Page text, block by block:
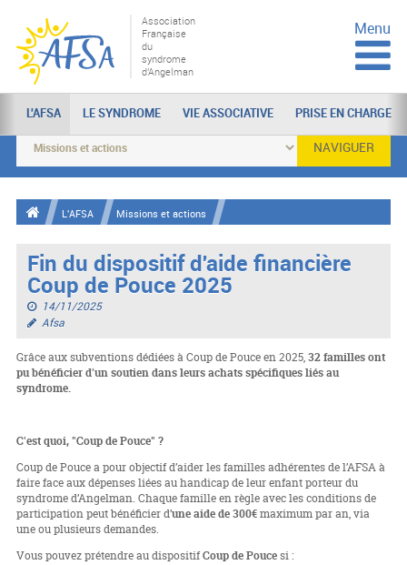
Association
Française
du
syndrome
d'Angelman
Menu
L'AFSA LE SYNDROME VIE ASSOCIATIVE PRISE EN CHARGE
NAVIGUER
L'AFSA Missions et actions
Fin du dispositif d'aide financière
Coup de Pouce 2025
14/11/2025
Afsa
Grâce aux subventions dédiées à Coup de Pouce en 2025,32 familles ont
pu bénéficier d'un soutien dans leurs achats spécifiques liés au
syndrome.
C'est quoi, "Coup de Pouce" ?
Coup de Pouce a pour objectif d’aider les familles adhérentes de l’AFSA à
faire face aux dépenses liées au handicap de leur enfant porteur du
syndrome d’Angelman. Chaque famille en règle avec les conditions de
participation peut bénéficier d’une aide de 300€maximum par an, via
une ou plusieurs demandes.
Vous pouvez prétendre au dispositifCoup de Poucesi :